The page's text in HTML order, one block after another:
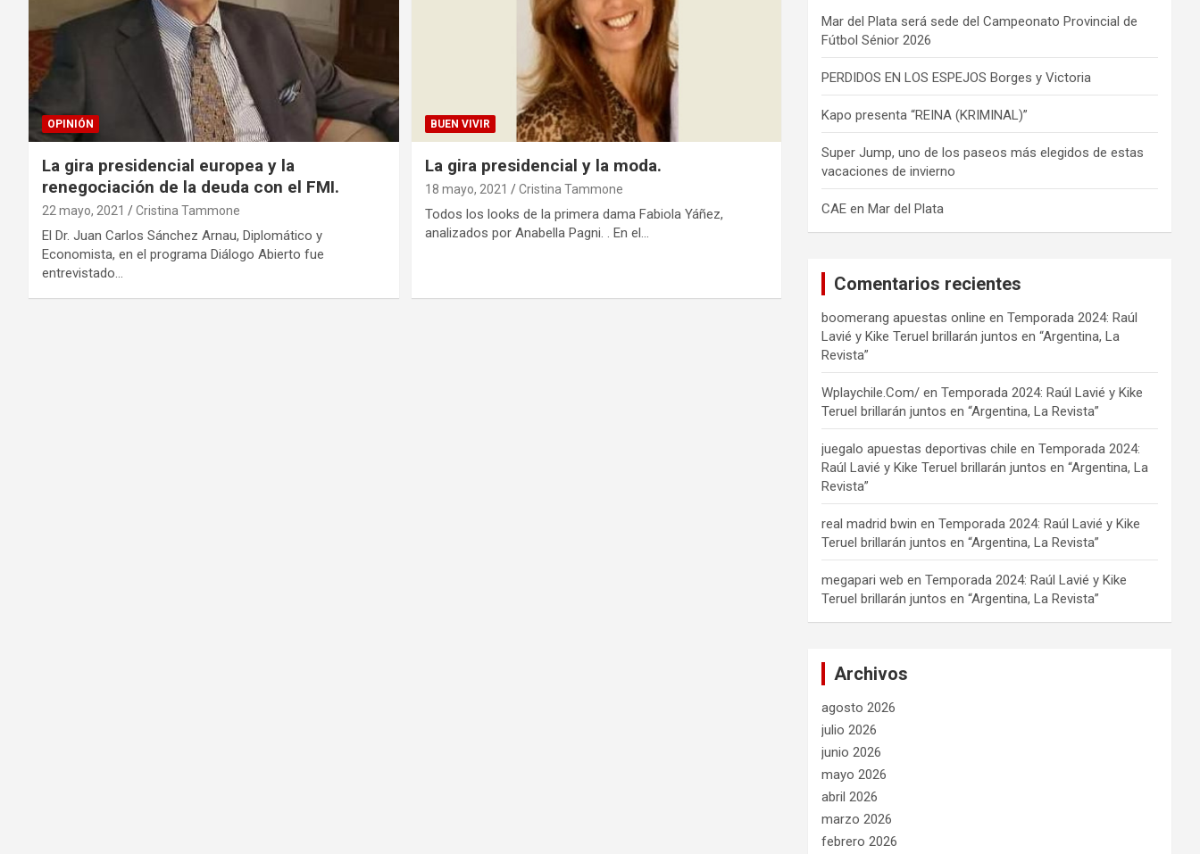
OPINIÓN
La gira presidencial europea y la
renegociación de la deuda con el FMI.
22 mayo, 2021 Cristina Tammone
El Dr. Juan Carlos Sánchez Arnau, Diplomático y
Economista, en el programa Diálogo Abierto fue
entrevistado…
BUEN VIVIR
La gira presidencial y la moda.
18 mayo, 2021 Cristina Tammone
Todos los looks de la primera dama Fabiola Yáñez,
analizados por Anabella Pagni. . En el…
Mar del Plata será sede del Campeonato Provincial de
Fútbol Sénior 2026
PERDIDOS EN LOS ESPEJOS Borges y Victoria
Kapo presenta “REINA (KRIMINAL)”
Super Jump, uno de los paseos más elegidos de estas
vacaciones de invierno
CAE en Mar del Plata
Comentarios recientes
boomerang apuestas online enTemporada 2024: Raúl
Lavié y Kike Teruel brillarán juntos en “Argentina, La
Revista”
Wplaychile.Com/ enTemporada 2024: Raúl Lavié y Kike
Teruel brillarán juntos en “Argentina, La Revista”
juegalo apuestas deportivas chile enTemporada 2024:
Raúl Lavié y Kike Teruel brillarán juntos en “Argentina, La
Revista”
real madrid bwin enTemporada 2024: Raúl Lavié y Kike
Teruel brillarán juntos en “Argentina, La Revista”
megapari web enTemporada 2024: Raúl Lavié y Kike
Teruel brillarán juntos en “Argentina, La Revista”
Archivos
agosto 2026
julio 2026
junio 2026
mayo 2026
abril 2026
marzo 2026
febrero 2026